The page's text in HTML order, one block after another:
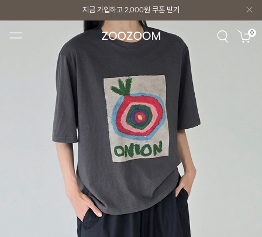
지금 가입하고 2,000원 쿠폰 받기
지금 가입하고 2,000원 쿠폰 받기 0